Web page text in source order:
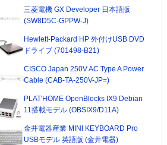
三菱電機 GX Developer 日本語版
(SW8D5C-GPPW-J)
Hewlett-Packard HP 外付けUSB DVD
ドライブ (701498-B21)
CISCO Japan 250V AC Type A Power
Cable (CAB-TA-250V-JP=)
PLAT'HOME OpenBlocks IX9 Debian
11搭載モデル (OBSIX9/D11A)
金井電器産業 MINI KEYBOARD Pro
USBモデル 英語版 (金井電器)